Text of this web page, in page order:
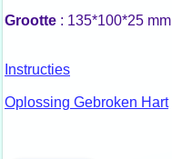
Grootte : 135*100*25 mm
Instructies
Oplossing Gebroken Hart